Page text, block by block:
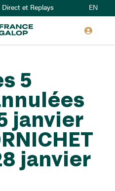
Aller
au
contenu
principal
Direct et Replays EN
5
janvier
janvier